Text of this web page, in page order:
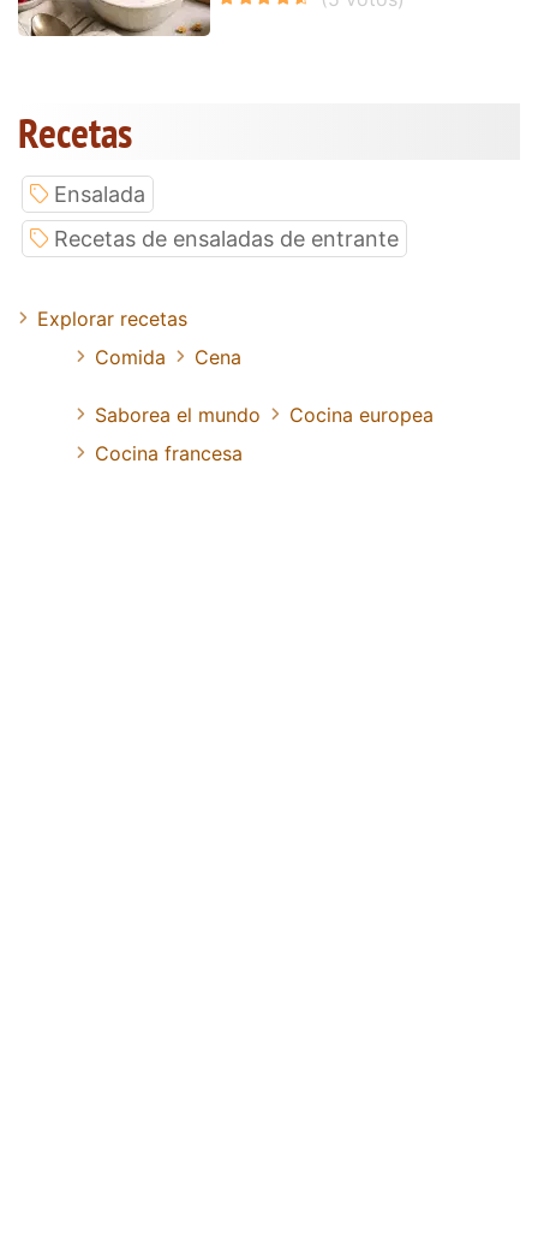
Recetas
Ensalada
Recetas de ensaladas de entrante
Explorar recetas
Comida
Cena
Saborea el mundo
Cocina europea
Cocina francesa